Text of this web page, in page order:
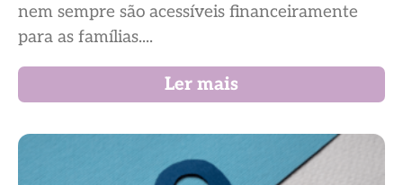
nem sempre são acessíveis financeiramente
para as famílias....
Ler mais